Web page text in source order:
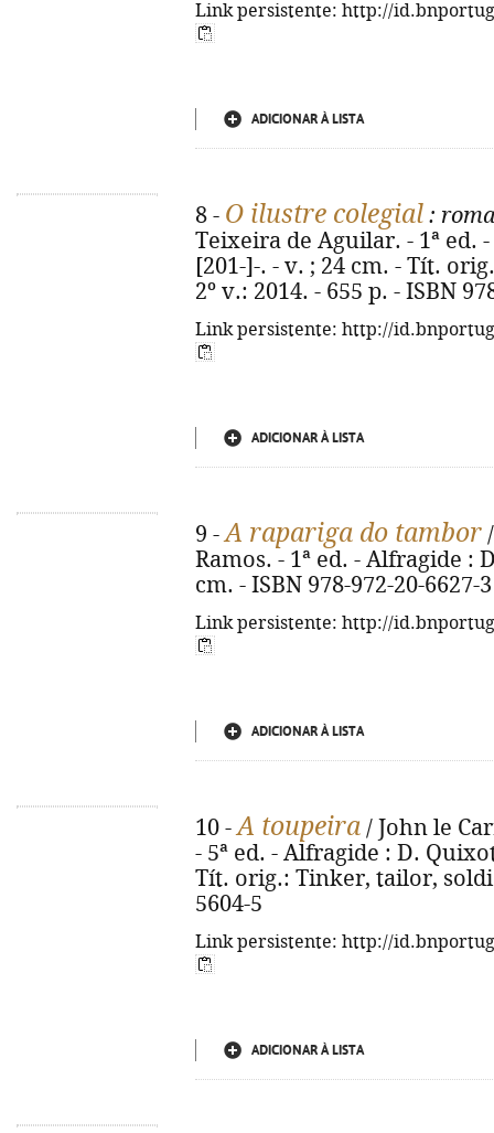
Link persistente: http://
ADICIONAR À LISTA
8 - O ilustre colegial :
Teixeira de Aguilar. - 1ª ed.
[201-]-. - v. ; 24 cm. - Tít.
2º v.: 2014. - 655 p. - ISBN
Link persistente: http://
ADICIONAR À LISTA
9 -A rapariga do tambor
Ramos. - 1ª ed. - Alfragide :
cm. - ISBN 978-972-20-6627-3
Link persistente: http://
ADICIONAR À LISTA
10 -A toupeira / John le
- 5ª ed. - Alfragide : D.
Tít. orig.: Tinker, tailor,
5604-5
Link persistente: http://
ADICIONAR À LISTA